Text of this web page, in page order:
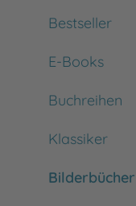
Bestseller
E-Books
Buchreihen
Klassiker
Bilderbücher